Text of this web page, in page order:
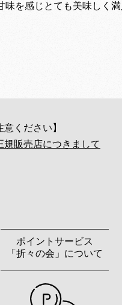
を感じとても美味しく満
意ください】
規販売店につきまして
ポイントサービス
「折々の会」について